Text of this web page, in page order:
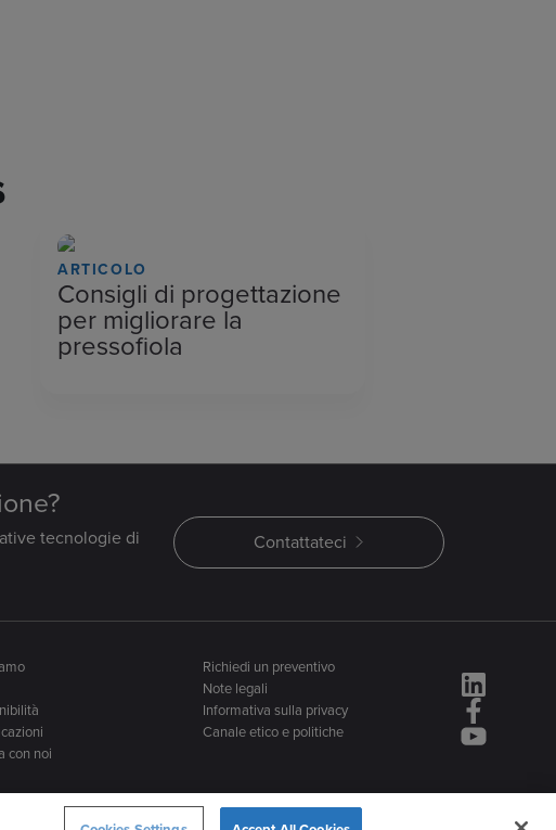
ARTICOLO
Consigli di progettazione
per migliorare la
pressofiola
tecnologie di
Contattateci
con noi
Richiedi un preventivo
Note legali
Informativa sulla privacy
Canale etico e politiche